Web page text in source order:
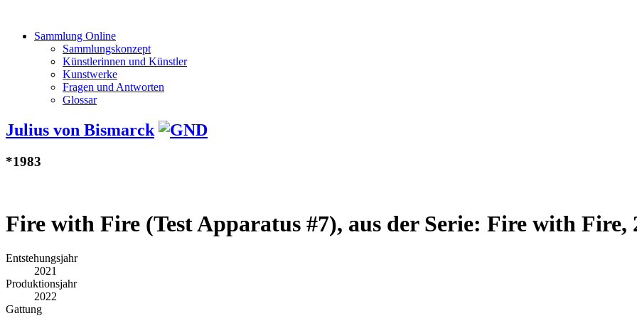
Sammlung Online
Sammlungskonzept
Künstlerinnen und Künstler
Kunstwerke
Fragen und Antworten
Glossar
Julius von Bismarck
*1983
Fire with Fire (Test Apparatus #7), aus der Serie: Fire with Fire,
Entstehungsjahr
2021
Produktionsjahr
2022
Gattung